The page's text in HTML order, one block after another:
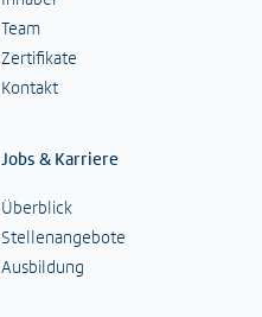
Team
Zertifikate
Kontakt
Jobs & Karriere
Überblick
Stellenangebote
Ausbildung